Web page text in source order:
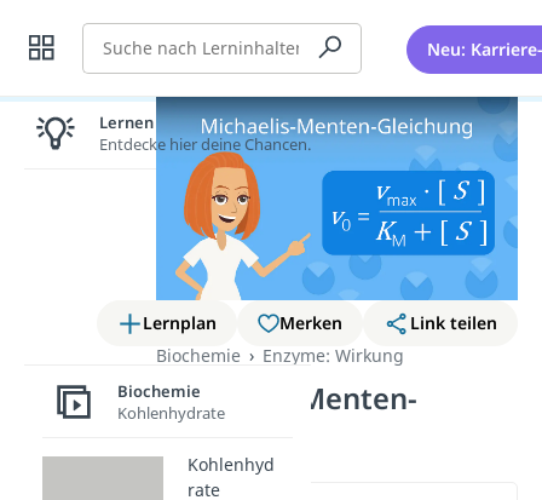
Suche Neu:
Lernplan Merken
Link teilen
Biochemie
Enzyme: Wirkung
Michaelis-Menten-
Gleichung
Lernen lohnt sich!
Entdecke hier deine Chancen.
Biochemie
Kohlenhydrate
Kohlenhyd
rate